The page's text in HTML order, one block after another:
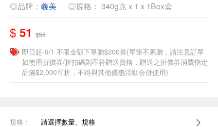
◎品牌： 義美 ◎規格： 340g克 x 1 x 1Box盒
$ 51 $56
即日起-9/1 不限金額下單贈$200券(單筆不累贈，請注意訂單
如使用折價券/折扣碼則不符贈送資格，贈送之折價券消費指定
品滿$2,000可折，不得與其他優惠活動合併使用)
規格： 請選擇數量、規格